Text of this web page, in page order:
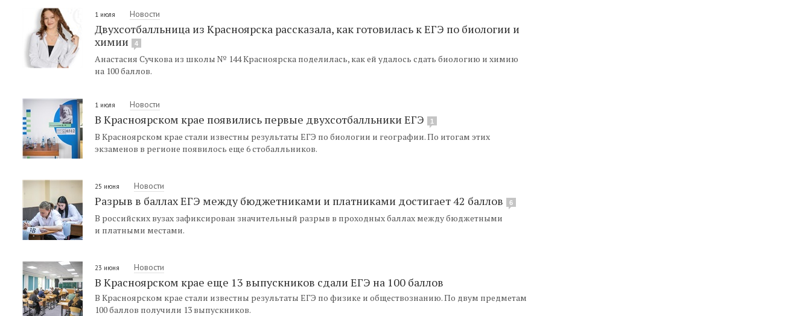
1 июля Новости
Двухсотбалльница из Красноярска рассказала, как готовилась к ЕГЭ по биологии и
химии
4
Анастасия Сучкова из школы № 144 Красноярска поделилась, как ей удалось сдать биологию и химию
на 100 баллов.
1 июля Новости
В Красноярском крае появились первые двухсотбалльники ЕГЭ 1
В Красноярском крае стали известны результаты ЕГЭ по биологии и географии. По итогам этих
экзаменов в регионе появилось еще 6 стобалльников.
25 июня Новости
Разрыв в баллах ЕГЭ между бюджетниками и платниками достигает 42 баллов 6
В российских вузах зафиксирован значительный разрыв в проходных баллах между бюджетными
и платными местами.
23 июня Новости
В Красноярском крае еще 13 выпускников сдали ЕГЭ на 100 баллов
В Красноярском крае стали известны результаты ЕГЭ по физике и обществознанию. По двум предметам
100 баллов получили 13 выпускников.